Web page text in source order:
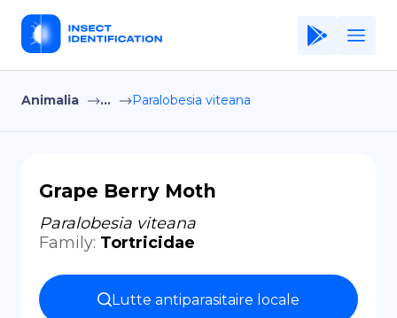
Home
Terms of Use
Privacy Policy
Animalia ... Paralobesia viteana
Grape Berry Moth
Paralobesia viteana
Family: Tortricidae
Lutte antiparasitaire locale